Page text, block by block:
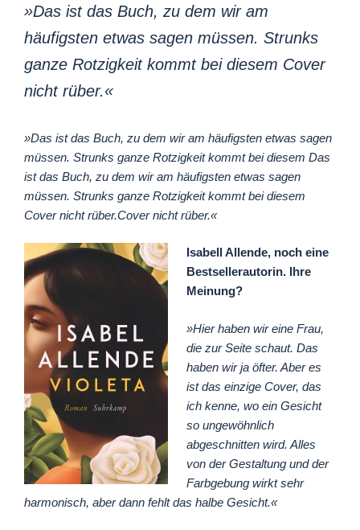
»Das ist das Buch, zu dem wir am
häufigsten etwas sagen müssen. Strunks
ganze Rotzigkeit kommt bei diesem Cover
nicht rüber.«
»Das ist das Buch, zu dem wir am häufigsten etwas sagen
müssen. Strunks ganze Rotzigkeit kommt bei diesem Das
ist das Buch, zu dem wir am häufigsten etwas sagen
müssen. Strunks ganze Rotzigkeit kommt bei diesem
Cover nicht rüber.Cover nicht rüber.«
Isabell Allende, noch eine
Bestsellerautorin. Ihre
Meinung?
»Hier haben wir eine Frau,
die zur Seite schaut. Das
haben wir ja öfter. Aber es
ist das einzige Cover, das
ich kenne, wo ein Gesicht
so ungewöhnlich
abgeschnitten wird. Alles
von der Gestaltung und der
Farbgebung wirkt sehr
harmonisch, aber dann fehlt das halbe Gesicht.«